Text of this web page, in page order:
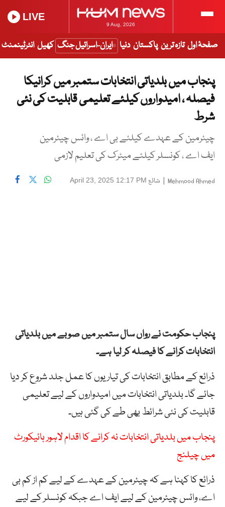
9 Aug, 2026
LIVE
صفحۂ اول تازہ ترین پاکستان دنیا ایران-اسرائیل جنگ کھیل انٹرٹینمنٹ
پنجاب میں بلدیاتی انتخابات ستمبر میں کرانیکا
فیصلہ ، امیدواروں کیلئے تعلیمی قابلیت کی نئی
شرط
چیئرمین کے عہدے کیلئے بی اے ، وائس چیئرمین
ایف اے ، کونسلر کیلئے میٹرک کی تعلیم لازمی
Mehmood Ahmed
| شائع April 23, 2025 12:17 PM
پنجاب حکومت نے رواں سال ستمبر میں صوبے میں بلدیاتی
انتخابات کرانے کا فیصلہ کر لیا ہے۔
ذرائع کے مطابق انتخابات کی تیاریوں کا عمل جلد شروع کر دیا
جائے گا۔ بلدیاتی انتخابات میں امیدواروں کے لیے تعلیمی
قابلیت کی نئی شرائط بھی طے کی گئی ہیں۔
پنجاب میں بلدیاتی انتخابات نہ کرانے کا اقدام لاہور ہائیکورٹ
میں چیلنج
ذرائع کا کہنا ہے کہ چیئرمین کے عہدے کے لیے کم از کم بی
اے، وائس چیئرمین کے لیے ایف اے جبکہ کونسلر کے لیے